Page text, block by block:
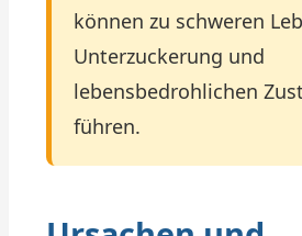
können zu schweren
Unterzuckerung und
lebensbedrohlichen
führen.